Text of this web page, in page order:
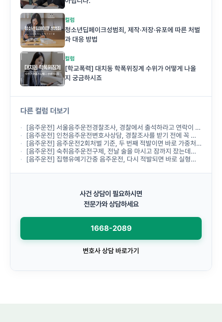
컬럼
청소년딥페이크성범죄, 제작·저장·유포에 따른 처벌
과 대응 방법
컬럼
[학교폭력] 대치동 학폭위징계 수위가 어떻게 나올
지 궁금하시죠
다른 컬럼 더보기
[음주운전] 서울음주운전경찰조사, 경찰에서 출석하라고 연락이 왔는데 무엇부터 준비해야 하나요?
[음주운전] 인천음주운전변호사상담, 경찰조사를 받기 전에 꼭 받아야 하나요?
[음주운전] 음주운전2회처벌 기준, 두 번째 적발이면 바로 가중처벌되나요?
[음주운전] 숙취음주운전구제, 전날 술을 마시고 잠까지 잤는데도 음주운전으로 처벌되나요?
[음주운전] 집행유예기간중 음주운전, 다시 적발되면 바로 실형이 선고되나요?
사건 상담이 필요하시면
전문가와 상담하세요
1668-2089
변호사 상담 바로가기